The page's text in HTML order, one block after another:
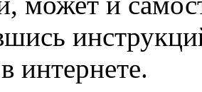
интернете.